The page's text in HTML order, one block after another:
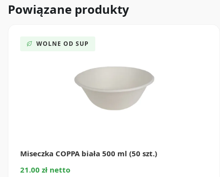
Powiązane produkty
WOLNE OD SUP
Miseczka COPPA biała 500 ml (50 szt.)
21.00 zł netto